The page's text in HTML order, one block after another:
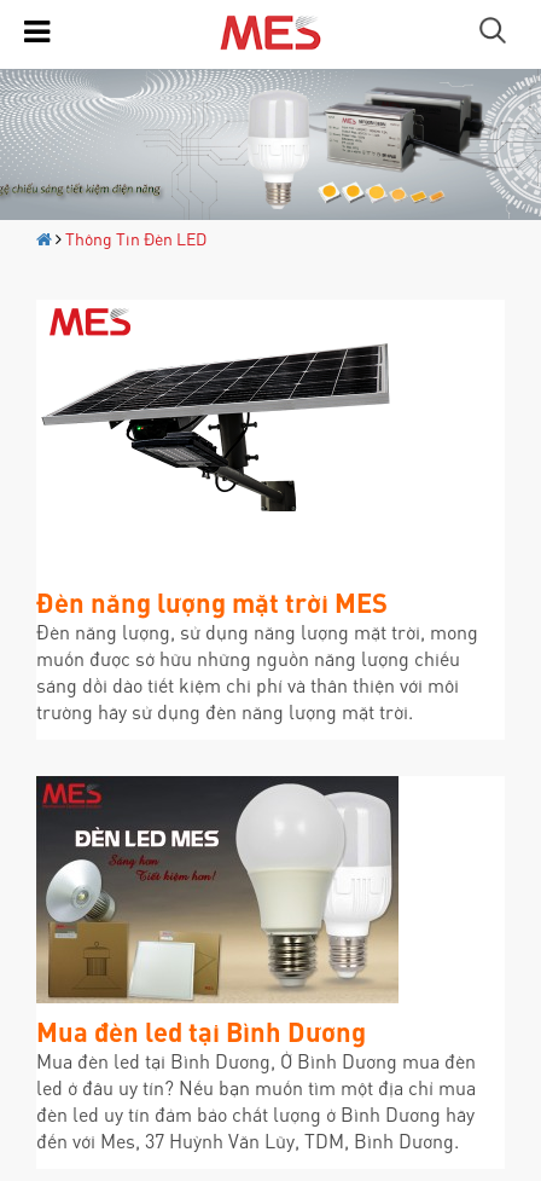
Thông Tin Đèn LED
Đèn năng lượng mặt trời MES
Đèn năng lượng, sử dụng năng lượng mặt trời, mong
muốn được sở hữu những nguồn năng lượng chiếu
sáng dồi dào tiết kiệm chi phí và thân thiện với môi
trường hãy sử dụng đèn năng lượng mặt trời.
Mua đèn led tại Bình Dương
Mua đèn led tại Bình Dương, Ở Bình Dương mua đèn
led ở đâu uy tín? Nếu bạn muốn tìm một địa chỉ mua
đèn led uy tín đảm bảo chất lượng ở Bình Dương hãy
đến với Mes, 37 Huỳnh Văn Lũy, TDM, Bình Dương.